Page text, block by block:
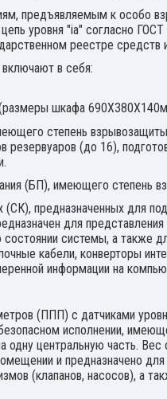
предъявляемым к особо
цепь уровня "iа" согласно
реестре
в себя:
шкафа
степень
резервуаров (до 16),
(БП), имеющего степень
предназначенных для
для
системы, а также
кабели, конверторы
информации на
(ППП) с датчиками
исполнении,
одну центральную часть.
и предназначено
(клапанов, насосов), а